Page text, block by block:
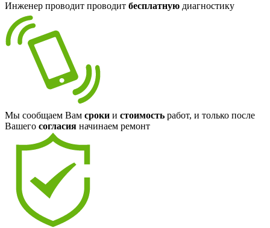
Инженер проводит проводит бесплатную диагностику
Мы сообщаем Вам сроки и стоимость работ, и только после
Вашего согласия начинаем ремонт